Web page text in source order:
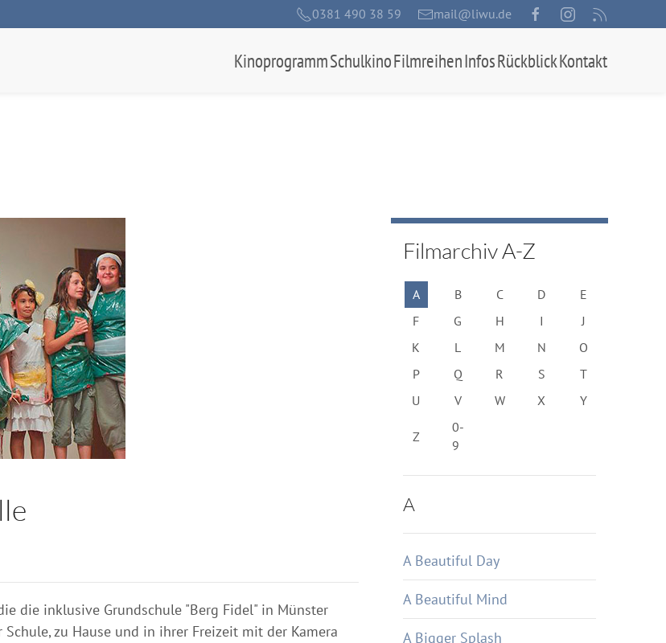
0381 490 38 59 mail@liwu.de
KinoprogrammSchulkinoFilmreihenInfosRückblickKontakt
die inklusive Grundschule "Berg Fidel" in Münster
zu Hause und in ihrer Freizeit mit der Kamera
Filmarchiv A-Z
A B C D
E
F
G H I
J
K
L M N
O
P
Q R S
T
U
V W X Y
Z
0-
9
A
A Beautiful Day
A Beautiful Mind
A Bigger Splash